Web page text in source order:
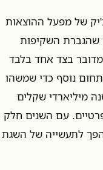
של מפעל ההוצאות
השקיפות
מדובר בצד אחד בלבד
נוסף כדי שמשהו
מיליארדי שקלים
עם השנים חלק
לתעשייה של השגת